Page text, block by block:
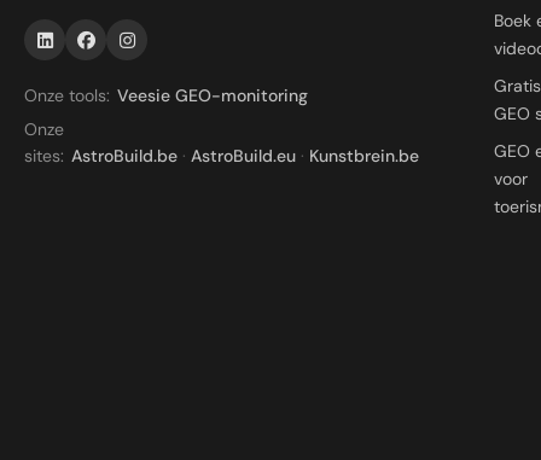
Onze tools: Veesie GEO-monitoring
Onze
sites: AstroBuild.be · AstroBuild.eu · Kunstbrein.be
Boek
GEO
GEO
voor